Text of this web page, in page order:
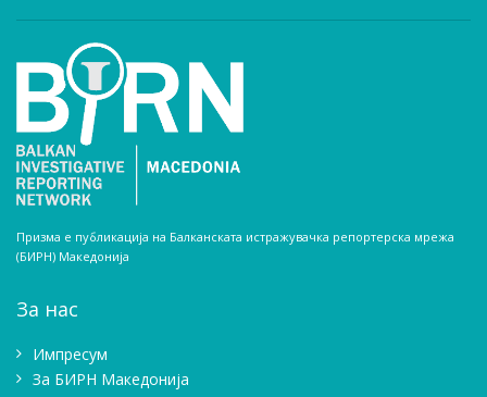
Призма е публикација на Балканската истражувачка репортерска мрежа
(БИРН) Македонија
За нас
Импресум
Зa БИРН Македонија